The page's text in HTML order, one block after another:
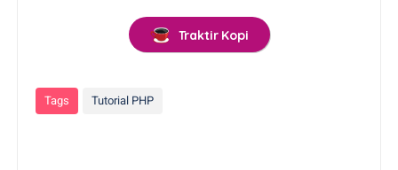
Traktir Kopi
Tags Tutorial PHP